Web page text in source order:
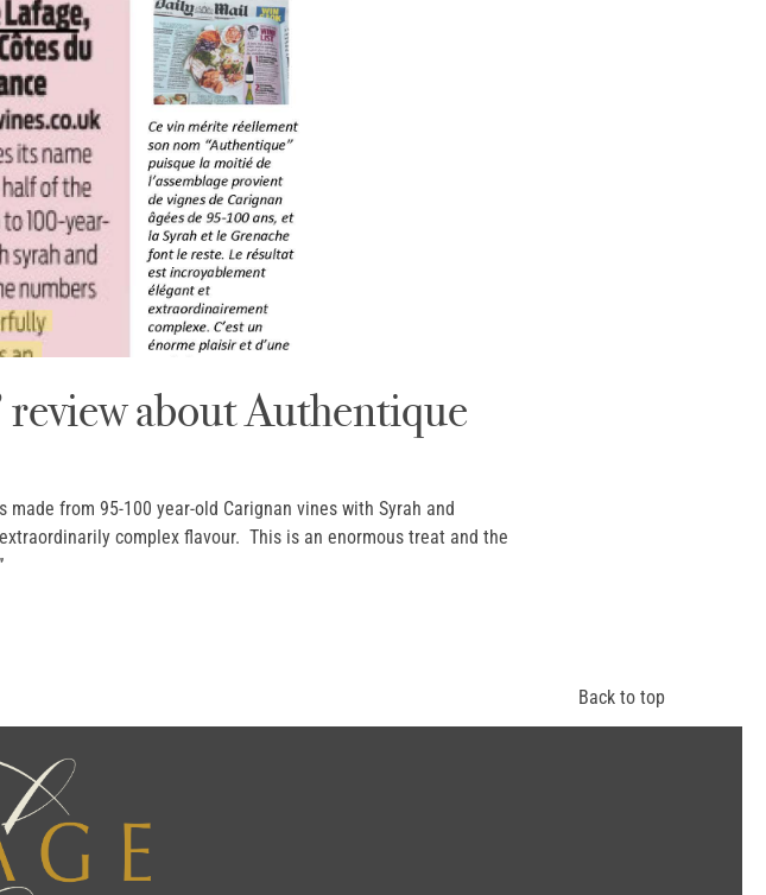
about Authentique
from 95-100 year-old Carignan vines with Syrah and
complex flavour. This is an enormous treat and the
Back to top